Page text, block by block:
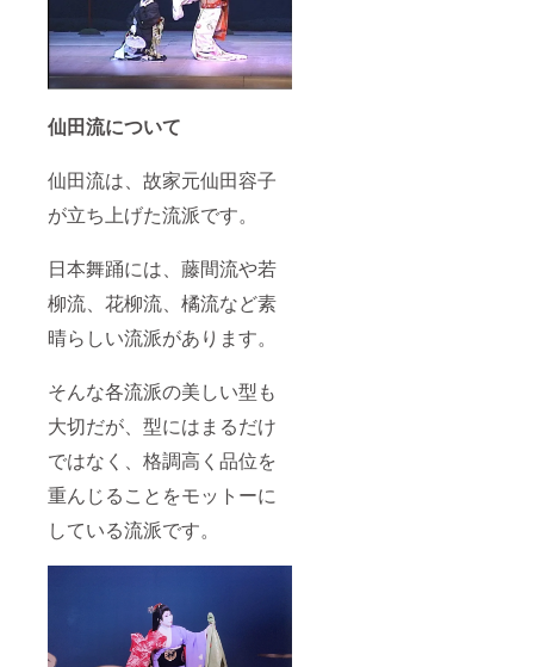
仙田流について
仙田流は、故家元仙田容子
が立ち上げた流派です。
日本舞踊には、藤間流や若
柳流、花柳流、橘流など素
晴らしい流派があります。
そんな各流派の美しい型も
大切だが、型にはまるだけ
ではなく、格調高く品位を
重んじることをモットーに
している流派です。